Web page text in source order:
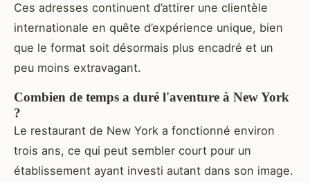
Ces adresses continuent d’attirer une clientèle
internationale en quête d’expérience unique, bien
que le format soit désormais plus encadré et un
peu moins extravagant.
Combien de temps a duré l'aventure à New York
?
Le restaurant de New York a fonctionné environ
trois ans, ce qui peut sembler court pour un
établissement ayant investi autant dans son image.